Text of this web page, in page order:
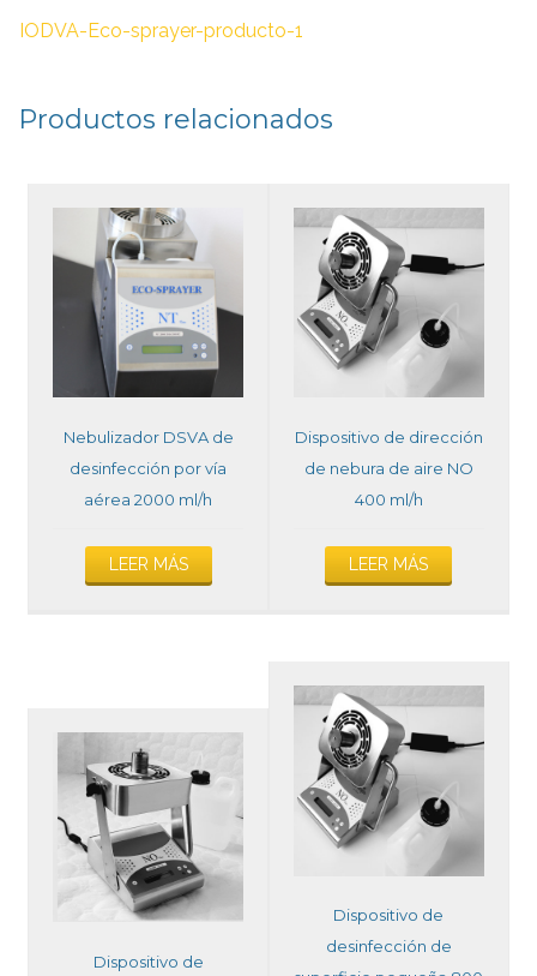
IODVA-Eco-sprayer-producto-1
Productos relacionados
Nebulizador DSVA de
desinfección por vía
aérea 2000 ml/h
LEER MÁS
Dispositivo de dirección
de nebura de aire NO
400 ml/h
LEER MÁS
Dispositivo de
Dispositivo de
desinfección de